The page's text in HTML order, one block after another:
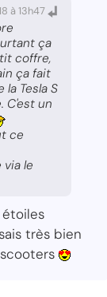
à 13h47
ça
coffre,
ça fait
Tesla S
C'est un
ce
le
étoiles
très bien